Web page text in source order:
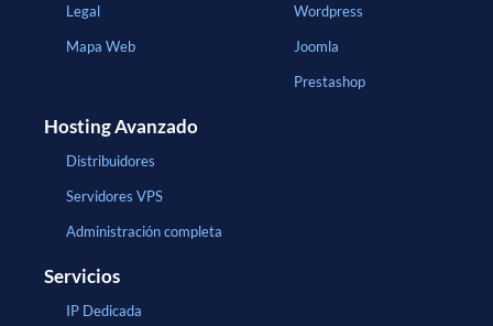
Legal
Mapa Web
Wordpress
Joomla
Prestashop
Hosting Avanzado
Distribuidores
Servidores VPS
Administración completa
Servicios
IP Dedicada